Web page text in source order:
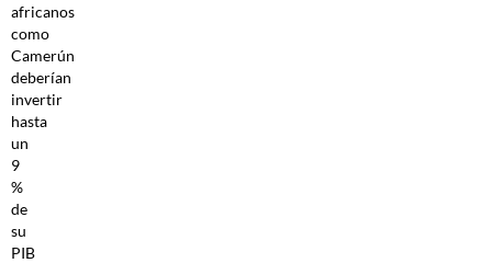
africanos
como
Camerún
deberían
invertir
hasta
un
9
%
de
su
PIB